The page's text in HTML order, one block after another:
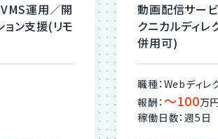
運用／開
ョン支援(リモ
動画配信サー
クニカルディレ
併用可)
職種：Webディレ
報酬： 〜100万
稼働日数：週5日